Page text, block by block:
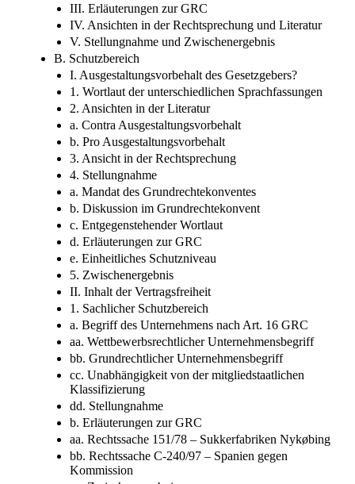
III. Erläuterungen zur GRC
IV. Ansichten in der Rechtsprechung und Literatur
V. Stellungnahme und Zwischenergebnis
B. Schutzbereich
I. Ausgestaltungsvorbehalt des Gesetzgebers?
1. Wortlaut der unterschiedlichen Sprachfassungen
2. Ansichten in der Literatur
a. Contra Ausgestaltungsvorbehalt
b. Pro Ausgestaltungsvorbehalt
3. Ansicht in der Rechtsprechung
4. Stellungnahme
a. Mandat des Grundrechtekonventes
b. Diskussion im Grundrechtekonvent
c. Entgegenstehender Wortlaut
d. Erläuterungen zur GRC
e. Einheitliches Schutzniveau
5. Zwischenergebnis
II. Inhalt der Vertragsfreiheit
1. Sachlicher Schutzbereich
a. Begriff des Unternehmens nach Art. 16 GRC
aa. Wettbewerbsrechtlicher Unternehmensbegriff
bb. Grundrechtlicher Unternehmensbegriff
cc. Unabhängigkeit von der mitgliedstaatlichen
Klassifizierung
dd. Stellungnahme
b. Erläuterungen zur GRC
aa. Rechtssache 151/78 – Sukkerfabriken Nykøbing
bb. Rechtssache C-240/97 – Spanien gegen
Kommission